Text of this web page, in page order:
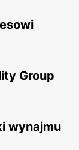
Group
wynajmu